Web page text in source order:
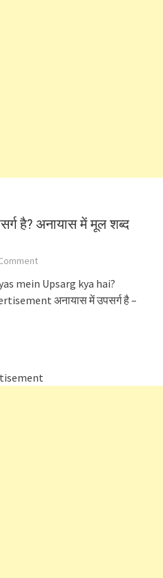
है? अनायास में मूल शब्द
mein Upsarg kya hai?
अनायास में उपसर्ग है –